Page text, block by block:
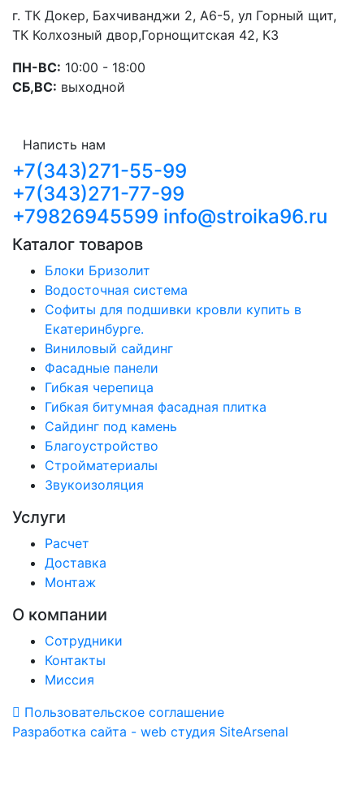
г. ТК Докер, Бахчиванджи 2, А6-5, ул Горный щит,
ТК Колхозный двор,Горнощитская 42, К3
ПН-ВС: 10:00 - 18:00
СБ,ВС: выходной
Написть нам
+7(343)271-55-99
+7(343)271-77-99
+79826945599 info@stroika96.ru
Каталог товаров
Блоки Бризолит
Водосточная система
Софиты для подшивки кровли купить в
Екатеринбурге.
Виниловый сайдинг
Фасадные панели
Гибкая черепица
Гибкая битумная фасадная плитка
Сайдинг под камень
Благоустройство
Стройматериалы
Звукоизоляция
Услуги
Расчет
Доставка
Монтаж
О компании
Сотрудники
Контакты
Миссия
Пользовательское соглашение
Разработка сайта - web студия SiteArsenal